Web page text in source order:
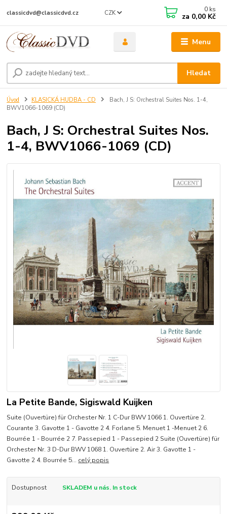
Menu
CZK
Hledat
classicdvd@classicdvd.cz 0 ks
za 0,00 Kč
Úvod KLASICKÁ HUDBA - CD
Bach, J S: Orchestral Suites Nos. 1-4,
BWV1066-1069 (CD)
Bach, J S: Orchestral Suites Nos.
1-4, BWV1066-1069 (CD)
La Petite Bande, Sigiswald Kuijken
Suite (Ouvertüre) für Orchester Nr. 1 C-Dur BWV 1066 1. Ouvertüre 2.
Courante 3. Gavotte 1 - Gavotte 2 4. Forlane 5. Menuet 1 -Menuet 2 6.
Bourrée 1 - Bourrée 2 7. Passepied 1 - Passepied 2 Suite (Ouvertüre) für
Orchester Nr. 3 D-Dur BWV 1068 1. Ouvertüre 2. Air 3. Gavotte 1 -
Gavotte 2 4. Bourrée 5... celý popis
Dostupnost SKLADEM u nás. In stock